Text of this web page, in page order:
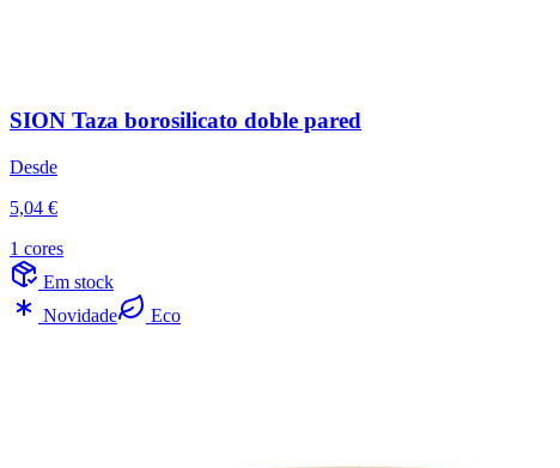
SION Taza borosilicato doble pared
Desde
5,04 €
1 cores
Em stock
Novidade
Eco